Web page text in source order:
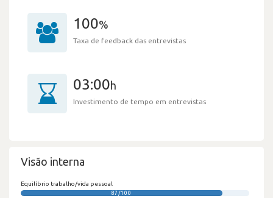
100%
Taxa de feedback das entrevistas
03:00h
Investimento de tempo em entrevistas
Visão interna
Equilíbrio trabalho/vida pessoal
87/100